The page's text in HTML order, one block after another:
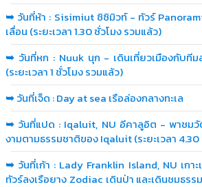
➥ วันที่ห้า : Sisimiut ซิซิมิวท์ - ทัวร์
เลื่อน (ระยะเวลา 1.30 ชั่วโมง รวมแล้ว)
➥ วันที่หก : Nuuk นุก - เดินเที่ยวเมืองกับที
(ระยะเวลา 1 ชั่วโมง รวมแล้ว)
➥วันที่เจ็ด : Day at sea เรือล่องกลางทะเล
➥ วันที่แปด : Iqaluit, NU อีคาลูอิต - พาชม
งามตามธรรมชาติของ Iqaluit (ระยะเวลา
➥ วันที่เก้า : Lady Franklin Island, NU เกา
ทัวร์ลงเรือยาง Zodiac เดินป่า และเดินชมธร